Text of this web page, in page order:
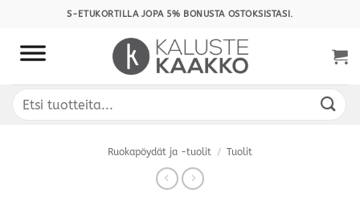
content
S-ETUKORTILLA JOPA 5% BONUSTA OSTOKSISTASI.
Etsi:
Ruokapöydät ja -tuolit / Tuolit